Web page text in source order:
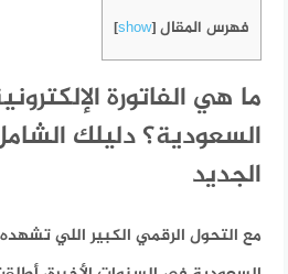
فهرس المقال [
show
]
ما هي الفاتورة
السعودية؟ دليلك
الجديد
مع التحول الرقمي الكبير اللي تشهده